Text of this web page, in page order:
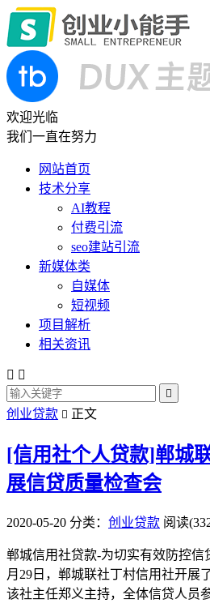
欢迎光临
我们一直在努力
网站首页
技术分享
AI教程
付费引流
seo建站引流
新媒体类
自媒体
短视频
项目解析
相关资讯
 

创业贷款  正文
[信用社个人贷款]郸城
展信贷质量检查会
2020-05-20 分类： 创业贷款 阅读
郸城信用社贷款-为切实有效防控信
月29日，郸城联社丁村信用社开展
该社主任郑义主持，全体信贷人员参